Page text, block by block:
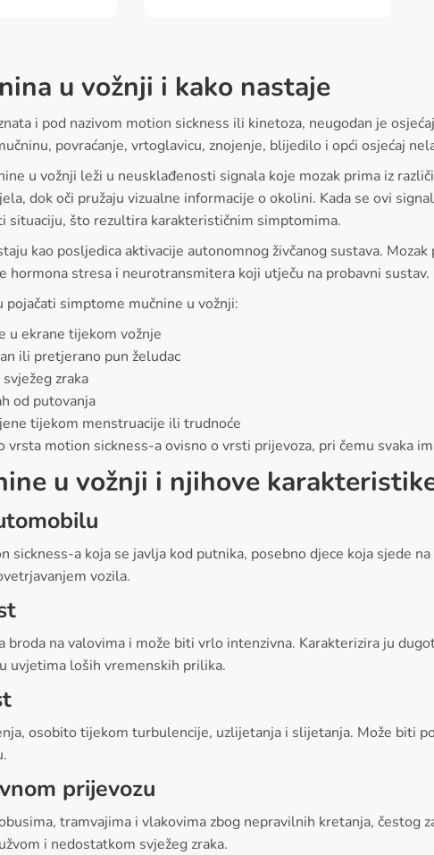
u vožnji i kako nastaje
i pod nazivom motion sickness ili kinetoza, neugodan je
povraćanje, vrtoglavicu, znojenje, blijedilo i opći osjećaj
u vožnji leži u neusklađenosti signala koje mozak prima iz
dok oči pružaju vizualne informacije o okolini. Kada se ovi
situaciju, što rezultira karakterističnim simptomima.
kao posljedica aktivacije autonomnog živčanog sustava.
hormona stresa i neurotransmitera koji utječu na probavni sustav.
simptome mučnine u vožnji:
u ekrane tijekom vožnje
ili pretjerano pun želudac
zraka
od putovanja
tijekom menstruacije ili trudnoće
vrsta motion sickness-a ovisno o vrsti prijevoza, pri čemu svaka
u vožnji i njihove
sickness-a koja se javlja kod putnika, posebno djece koja sjede
vozila.
broda na valovima i može biti vrlo intenzivna. Karakterizira ju
uvjetima loših vremenskih prilika.
osobito tijekom turbulencije, uzlijetanja i slijetanja. Može biti
prijevozu
tramvajima i vlakovima zbog nepravilnih kretanja,
i nedostatkom svježeg zraka.